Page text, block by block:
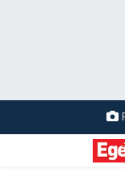
EKONOMİ
GÜNCEL